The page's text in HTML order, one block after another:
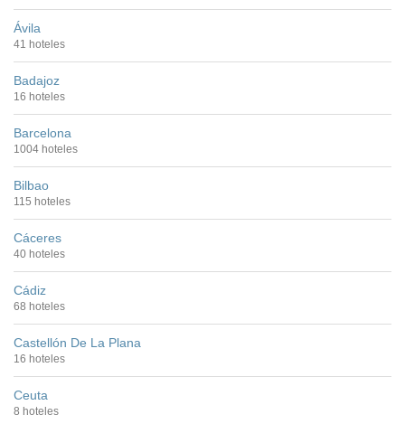
Ávila
41 hoteles
Badajoz
16 hoteles
Barcelona
1004 hoteles
Bilbao
115 hoteles
Cáceres
40 hoteles
Cádiz
68 hoteles
Castellón De La Plana
16 hoteles
Ceuta
8 hoteles